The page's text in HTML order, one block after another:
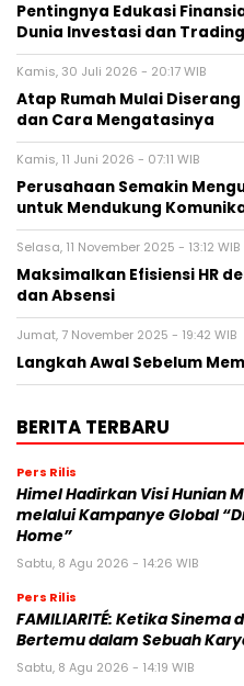
Pentingnya Edukasi
Dunia Investasi dan Trading
Kamis, 30 Juli 2026 - 20:17 WIB
Atap Rumah Mulai
dan Cara Mengatasinya
Kamis, 11 Juni 2026 - 07:11 WIB
Perusahaan Semakin
untuk Mendukung
Selasa, 11 November 2025 - 13:12 WIB
Maksimalkan Efisiensi HR
dan Absensi
Jumat, 7 November 2025 - 19:42 WIB
Langkah Awal Sebelum
BERITA TERBARU
Pers Rilis
Himel Hadirkan Visi Hunian
melalui Kampanye Global
Home”
Sabtu, 8 Agu 2026 - 14:26 WIB
Pers Rilis
FAMILIARITÉ: Ketika Sinema
Bertemu dalam Sebuah
Sabtu, 8 Agu 2026 - 14:19 WIB